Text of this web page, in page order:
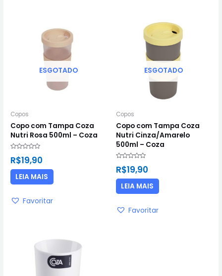
ESGOTADO
Copos
Copo com Tampa Coza
Nutri Rosa 500ml – Coza
0
5
R$19,90
LEIA MAIS
Favoritar
ESGOTADO
Copos
Copo com Tampa Coza
Nutri Cinza/Amarelo
500ml – Coza
0
5
R$19,90
LEIA MAIS
Favoritar